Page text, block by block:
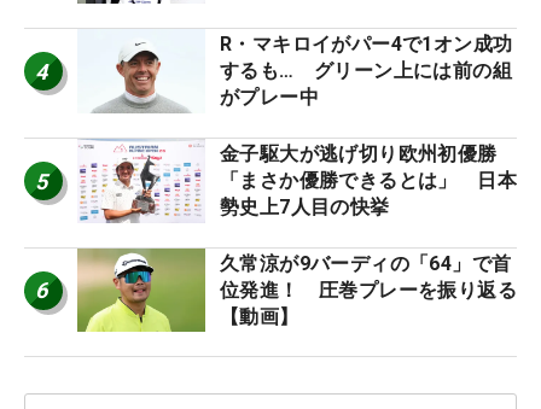
4
R・マキロイがパー4で1オン成功
するも… グリーン上には前の組
がプレー中
5
金子駆大が逃げ切り欧州初優勝
「まさか優勝できるとは」 日本
勢史上7人目の快挙
6
久常涼が9バーディの「64」で首
位発進！ 圧巻プレーを振り返る
【動画】